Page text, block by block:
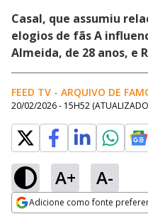
Casal, que assumiu
elogios de fãs A
Almeida, de 28 anos, e
FEED TV - ARQUIVO DE
20/02/2026 - 15H52
A+ A-
Adicione como fonte